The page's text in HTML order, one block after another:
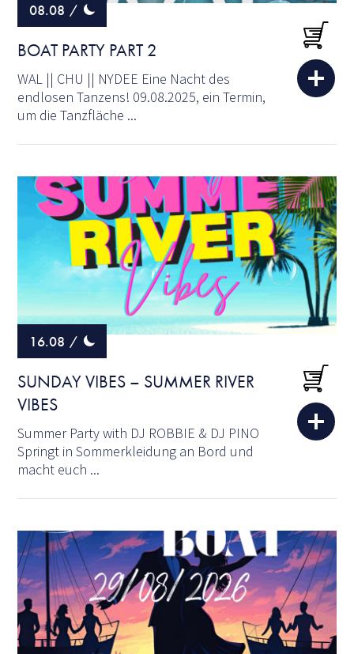
08.08 /
BOAT PARTY PART 2
WAL || CHU || NYDEE Eine Nacht des
endlosen Tanzens! 09.08.2025, ein Termin,
um die Tanzfläche ...
16.08 /
SUNDAY VIBES – SUMMER RIVER
VIBES
Summer Party with DJ ROBBIE & DJ PINO
Springt in Sommerkleidung an Bord und
macht euch ...